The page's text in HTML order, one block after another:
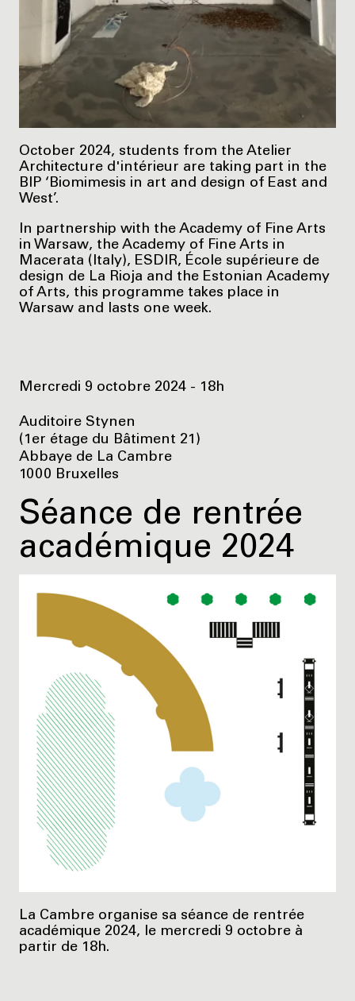
October 2024, students from the Atelier
Architecture d'intérieur are taking part in the
BIP ‘Biomimesis in art and design of East and
West’.
In partnership with the Academy of Fine Arts
in Warsaw, the Academy of Fine Arts in
Macerata (Italy), ESDIR, École supérieure de
design de La Rioja and the Estonian Academy
of Arts, this programme takes place in
Warsaw and lasts one week.
Mercredi 9 octobre 2024 - 18h
Auditoire Stynen
(1er étage du Bâtiment 21)
Abbaye de La Cambre
1000 Bruxelles
Séance de rentrée
académique 2024
La Cambre organise sa séance de rentrée
académique 2024, le mercredi 9 octobre à
partir de 18h.